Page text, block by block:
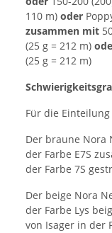
110 m) oder
zusammen mit
(25 g = 212 m)
(25 g = 212 m)
Für die
Der braune Nora
der Farbe E7S
der Farbe 7S
Der beige Nora
der Farbe Lys
von Isager in der